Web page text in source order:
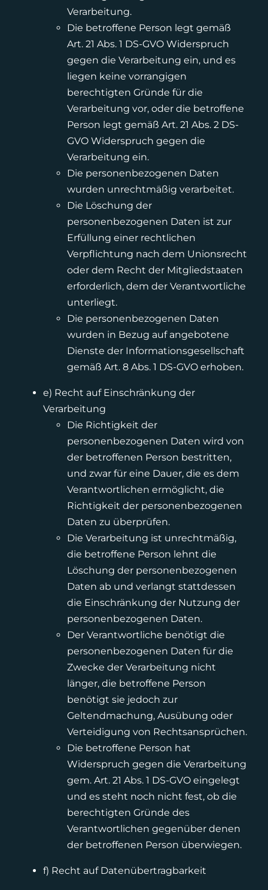
Verarbeitung.
Die betroffene Person legt gemäß
Art. 21 Abs. 1 DS-GVO Widerspruch
gegen die Verarbeitung ein, und es
liegen keine vorrangigen
berechtigten Gründe für die
Verarbeitung vor, oder die betroffene
Person legt gemäß Art. 21 Abs. 2 DS-
GVO Widerspruch gegen die
Verarbeitung ein.
Die personenbezogenen Daten
wurden unrechtmäßig verarbeitet.
Die Löschung der
personenbezogenen Daten ist zur
Erfüllung einer rechtlichen
Verpflichtung nach dem Unionsrecht
oder dem Recht der Mitgliedstaaten
erforderlich, dem der Verantwortliche
unterliegt.
Die personenbezogenen Daten
wurden in Bezug auf angebotene
Dienste der Informationsgesellschaft
gemäß Art. 8 Abs. 1 DS-GVO erhoben.
e) Recht auf Einschränkung der
Verarbeitung
Die Richtigkeit der
personenbezogenen Daten wird von
der betroffenen Person bestritten,
und zwar für eine Dauer, die es dem
Verantwortlichen ermöglicht, die
Richtigkeit der personenbezogenen
Daten zu überprüfen.
Die Verarbeitung ist unrechtmäßig,
die betroffene Person lehnt die
Löschung der personenbezogenen
Daten ab und verlangt stattdessen
die Einschränkung der Nutzung der
personenbezogenen Daten.
Der Verantwortliche benötigt die
personenbezogenen Daten für die
Zwecke der Verarbeitung nicht
länger, die betroffene Person
benötigt sie jedoch zur
Geltendmachung, Ausübung oder
Verteidigung von Rechtsansprüchen.
Die betroffene Person hat
Widerspruch gegen die Verarbeitung
gem. Art. 21 Abs. 1 DS-GVO eingelegt
und es steht noch nicht fest, ob die
berechtigten Gründe des
Verantwortlichen gegenüber denen
der betroffenen Person überwiegen.
f) Recht auf Datenübertragbarkeit